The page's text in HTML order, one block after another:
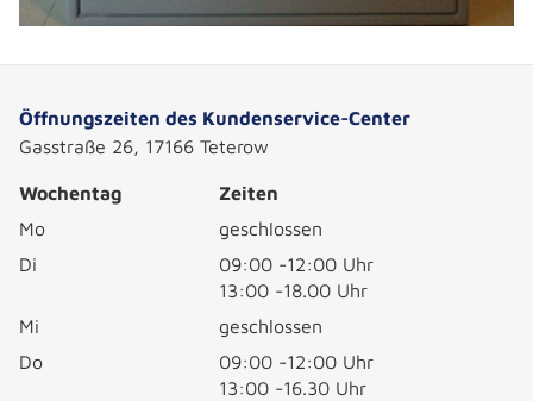
Öffnungszeiten des Kundenservice-Center
Gasstraße 26, 17166 Teterow
Wochentag
Zeiten
Mo
geschlossen
Di
09:00 -12:00 Uhr
13:00 -18.00 Uhr
Mi
geschlossen
Do
09:00 -12:00 Uhr
13:00 -16.30 Uhr